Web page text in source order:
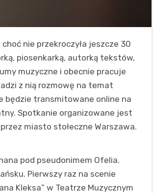
nie przekroczyła jeszcze 30
piosenkarką, autorką tekstów,
muzyczne i obecnie pracuje
z nią rozmowę na temat
będzie transmitowane online na
Spotkanie organizowane jest
miasto stołeczne Warszawa.
pod pseudonimem Ofelia.
Pierwszy raz na scenie
Kleksa” w Teatrze Muzycznym